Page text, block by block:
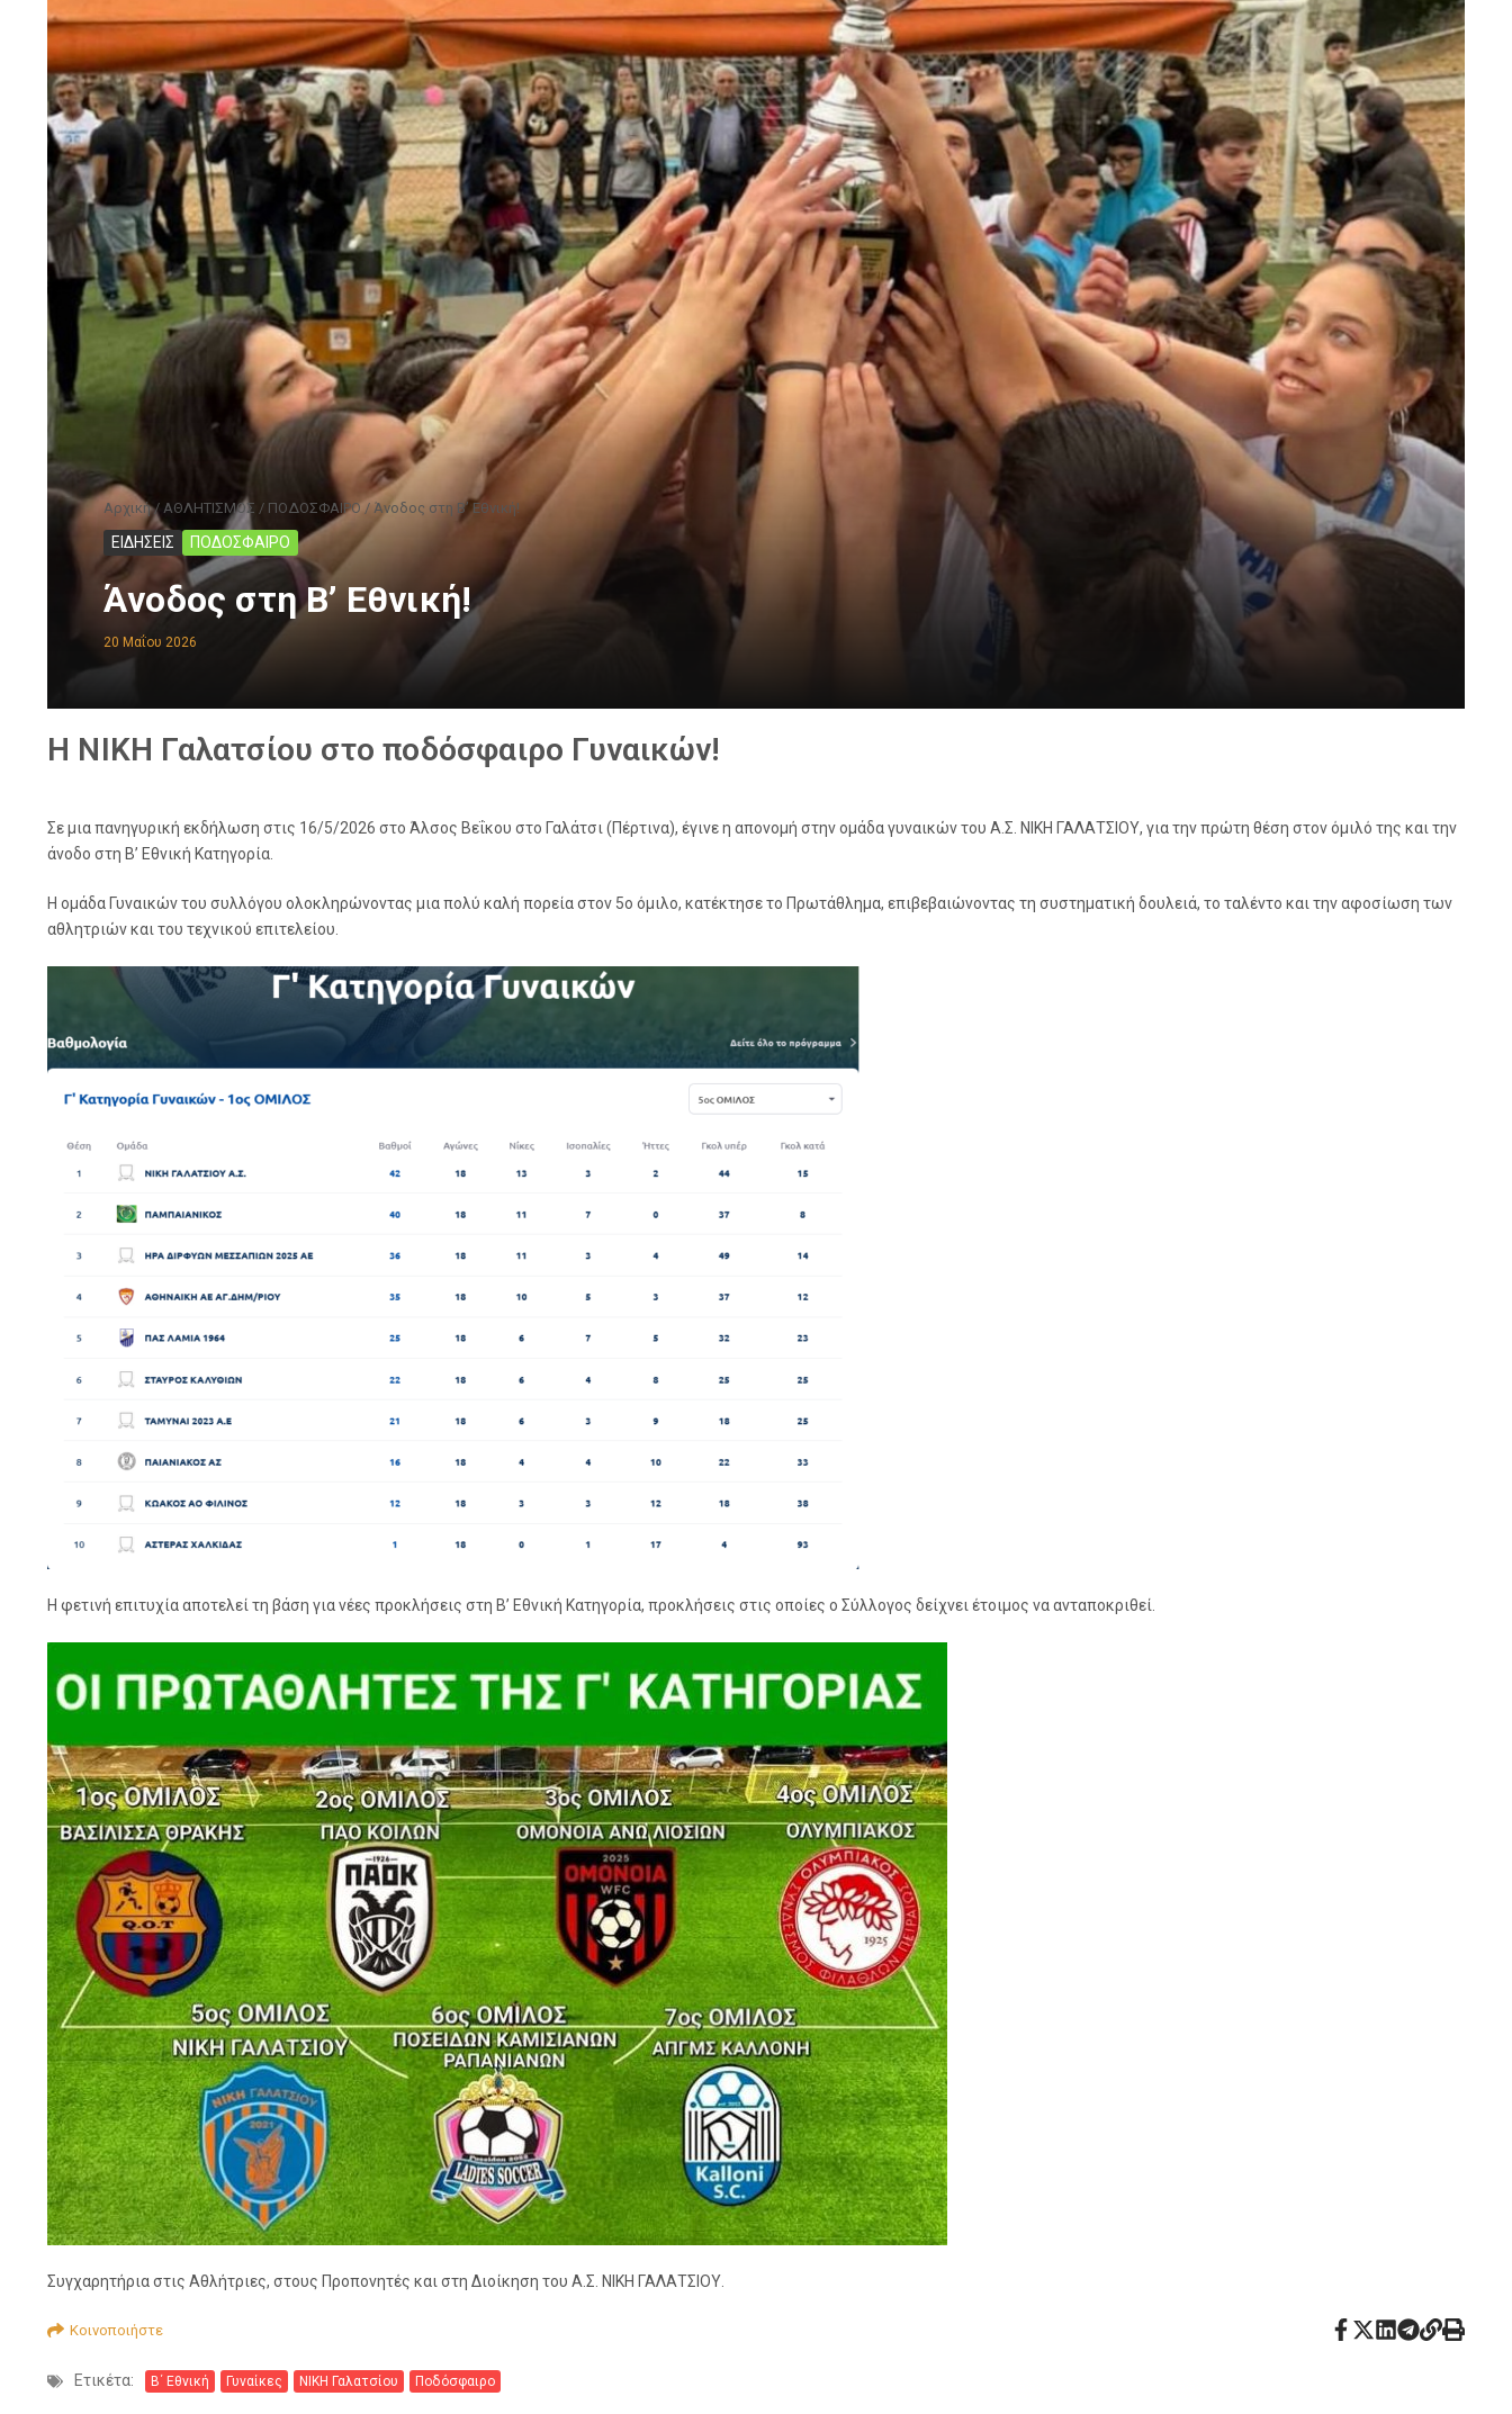
Αρχική/ ΑΘΛΗΤΙΣΜΟΣ / ΠΟΔΟΣΦΑΙΡΟ / Άνοδος στη Β’ Εθνική!
ΕΙΔΗΣΕΙΣ ΠΟΔΟΣΦΑΙΡΟ
Άνοδος στη Β’ Εθνική!
20 Μαΐου 2026
Η ΝΙΚΗ Γαλατσίου στο ποδόσφαιρο Γυναικών!
Σε μια πανηγυρική εκδήλωση στις 16/5/2026 στο Άλσος Βεΐκου στο Γαλάτσι (Πέρτινα), έγινε η απονομή στην ομάδα γυναικών του Α.Σ. ΝΙΚΗ ΓΑΛΑΤΣΙΟΥ, για την πρώτη θέση στον όμιλό της και την
άνοδο στη Β’ Εθνική Κατηγορία.
Η ομάδα Γυναικών του συλλόγου ολοκληρώνοντας μια πολύ καλή πορεία στον 5ο όμιλο, κατέκτησε το Πρωτάθλημα, επιβεβαιώνοντας τη συστηματική δουλειά, το ταλέντο και την αφοσίωση των
αθλητριών και του τεχνικού επιτελείου.
Η φετινή επιτυχία αποτελεί τη βάση για νέες προκλήσεις στη Β’ Εθνική Κατηγορία, προκλήσεις στις οποίες ο Σύλλογος δείχνει έτοιμος να ανταποκριθεί.
Συγχαρητήρια στις Αθλήτριες, στους Προπονητές και στη Διοίκηση του Α.Σ. ΝΙΚΗ ΓΑΛΑΤΣΙΟΥ.
Κοινοποιήστε
Ετικέτα: Β΄ Εθνική Γυναίκες ΝΙΚΗ Γαλατσίου Ποδόσφαιρο